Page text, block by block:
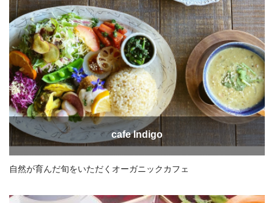
cafe Indigo
自然が育んだ旬をいただくオーガニックカフェ